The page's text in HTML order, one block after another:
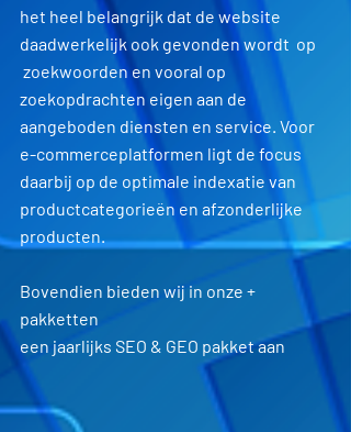
het heel belangrijk dat de website
daadwerkelijk ook gevonden wordt op
zoekwoorden en vooral op
zoekopdrachten eigen aan de
aangeboden diensten en service. Voor
e-commerceplatformen ligt de focus
daarbij op de optimale indexatie van
productcategorieën en afzonderlijke
producten.
Bovendien bieden wij in onze +
pakketten
een jaarlijks SEO & GEO pakket aan